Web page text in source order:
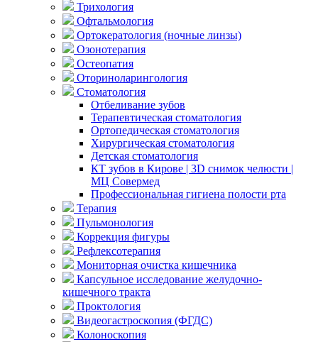
Трихология
Офтальмология
Ортокератология (ночные линзы)
Озонотерапия
Остеопатия
Оториноларингология
Стоматология
Отбеливание зубов
Терапевтическая стоматология
Ортопедическая стоматология
Хирургическая стоматология
Детская стоматология
КТ зубов в Кирове | 3D снимок челюсти |
МЦ Совермед
Профессиональная гигиена полости рта
Терапия
Пульмонология
Коррекция фигуры
Рефлексотерапия
Мониторная очистка кишечника
Капсульное исследование желудочно-
кишечного тракта
Проктология
Видеогастроскопия (ФГДС)
Колоноскопия